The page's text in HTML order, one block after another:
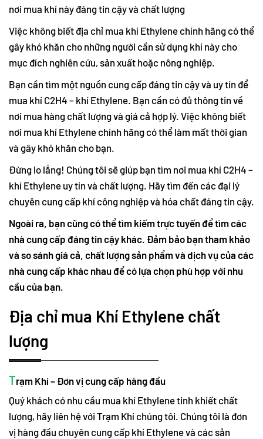
nơi mua khí này đáng tin cậy và chất lượng
Việc không biết địa chỉ mua khí Ethylene chính hãng có thể
gây khó khăn cho những người cần sử dụng khí này cho
mục đích nghiên cứu, sản xuất hoặc nông nghiệp.
Bạn cần tìm một nguồn cung cấp đáng tin cậy và uy tín để
mua khí C2H4 – khí Ethylene. Bạn cần có đủ thông tin về
nơi mua hàng chất lượng và giá cả hợp lý. Việc không biết
nơi mua khí Ethylene chính hãng có thể làm mất thời gian
và gây khó khăn cho bạn.
Đừng lo lắng! Chúng tôi sẽ giúp bạn tìm nơi mua khí C2H4 –
khí Ethylene uy tín và chất lượng. Hãy tìm đến các đại lý
chuyên cung cấp khí công nghiệp và hóa chất đáng tin cậy.
Ngoài ra, bạn cũng có thể tìm kiếm trực tuyến để tìm các
nhà cung cấp đáng tin cậy khác. Đảm bảo bạn tham khảo
và so sánh giá cả, chất lượng sản phẩm và dịch vụ của các
nhà cung cấp khác nhau để có lựa chọn phù hợp với nhu
cầu của bạn.
Địa chỉ mua Khí Ethylene chất
lượng
Trạm Khí – Đơn vị cung cấp hàng đầu
Quý khách có nhu cầu mua khí Ethylene tinh khiết chất
lượng, hãy liên hệ với Trạm Khí chúng tôi. Chúng tôi là đơn
vị hàng đầu chuyên cung cấp khí Ethylene và các sản